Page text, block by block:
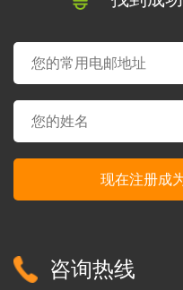
咨询热线